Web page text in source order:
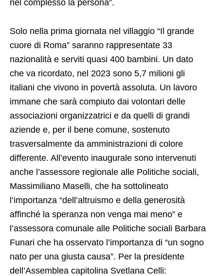
nel complesso la persona”.
Solo nella prima giornata nel villaggio “Il grande
cuore di Roma” saranno rappresentate 33
nazionalità e serviti quasi 400 bambini. Un dato
che va ricordato, nel 2023 sono 5,7 milioni gli
italiani che vivono in povertà assoluta. Un lavoro
immane che sarà compiuto dai volontari delle
associazioni organizzatrici e da quelli di grandi
aziende e, per il bene comune, sostenuto
trasversalmente da amministrazioni di colore
differente. All’evento inaugurale sono intervenuti
anche l’assessore regionale alle Politiche sociali,
Massimiliano Maselli, che ha sottolineato
l’importanza “dell’altruismo e della generosità
affinché la speranza non venga mai meno” e
l’assessora comunale alle Politiche sociali Barbara
Funari che ha osservato l’importanza di “un sogno
nato per una giusta causa”. Per la presidente
dell’Assemblea capitolina Svetlana Celli: